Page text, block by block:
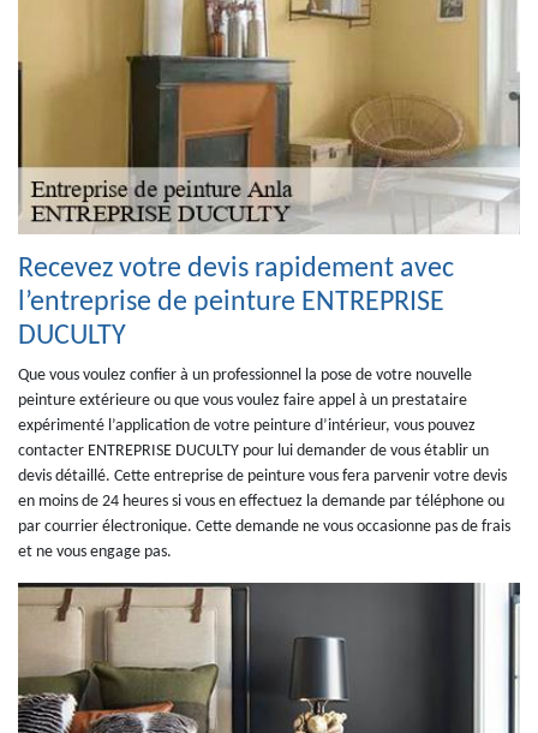
Recevez votre devis rapidement avec
l’entreprise de peinture ENTREPRISE
DUCULTY
Que vous voulez confier à un professionnel la pose de votre nouvelle
peinture extérieure ou que vous voulez faire appel à un prestataire
expérimenté l’application de votre peinture d’intérieur, vous pouvez
contacter ENTREPRISE DUCULTY pour lui demander de vous établir un
devis détaillé. Cette entreprise de peinture vous fera parvenir votre devis
en moins de 24 heures si vous en effectuez la demande par téléphone ou
par courrier électronique. Cette demande ne vous occasionne pas de frais
et ne vous engage pas.